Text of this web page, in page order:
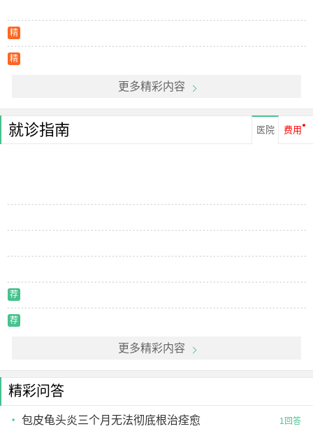
精
精
更多精彩内容
就诊指南 医院 费用
荐
荐
更多精彩内容
精彩问答
包皮龟头炎三个月无法彻底根治痊愈 1回答